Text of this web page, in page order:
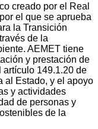
creado por el Real
el que se aprueba
la Transición
de la
AEMET tiene
y prestación de
artículo 149.1.20 de
al Estado, y el apoyo
y actividades
de personas y
de la